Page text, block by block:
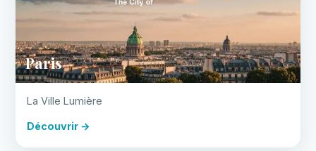
Paris
La Ville Lumière
Découvrir →